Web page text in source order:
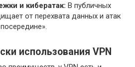
и кибератак: В публичных
от перехвата данных и атак
использования VPN